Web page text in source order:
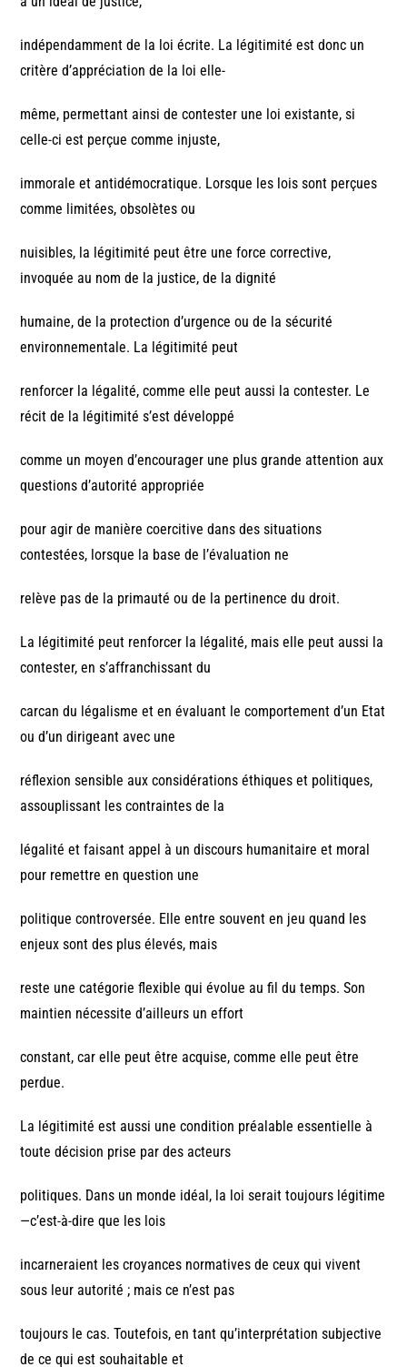
indépendamment de la loi écrite. La légitimité est donc un
critère d’appréciation de la loi elle-
même, permettant ainsi de contester une loi existante, si
celle-ci est perçue comme injuste,
immorale et antidémocratique. Lorsque les lois sont perçues
comme limitées, obsolètes ou
nuisibles, la légitimité peut être une force corrective,
invoquée au nom de la justice, de la dignité
humaine, de la protection d’urgence ou de la sécurité
environnementale. La légitimité peut
renforcer la légalité, comme elle peut aussi la contester. Le
récit de la légitimité s’est développé
comme un moyen d’encourager une plus grande attention aux
questions d’autorité appropriée
pour agir de manière coercitive dans des situations
contestées, lorsque la base de l’évaluation ne
relève pas de la primauté ou de la pertinence du droit.
La légitimité peut renforcer la légalité, mais elle peut aussi la
contester, en s’affranchissant du
carcan du légalisme et en évaluant le comportement d’un Etat
ou d’un dirigeant avec une
réflexion sensible aux considérations éthiques et politiques,
assouplissant les contraintes de la
légalité et faisant appel à un discours humanitaire et moral
pour remettre en question une
politique controversée. Elle entre souvent en jeu quand les
enjeux sont des plus élevés, mais
reste une catégorie flexible qui évolue au fil du temps. Son
maintien nécessite d’ailleurs un effort
constant, car elle peut être acquise, comme elle peut être
perdue.
La légitimité est aussi une condition préalable essentielle à
toute décision prise par des acteurs
politiques. Dans un monde idéal, la loi serait toujours légitime
—c’est-à-dire que les lois
incarneraient les croyances normatives de ceux qui vivent
sous leur autorité ; mais ce n’est pas
toujours le cas. Toutefois, en tant qu’interprétation subjective
de ce qui est souhaitable et